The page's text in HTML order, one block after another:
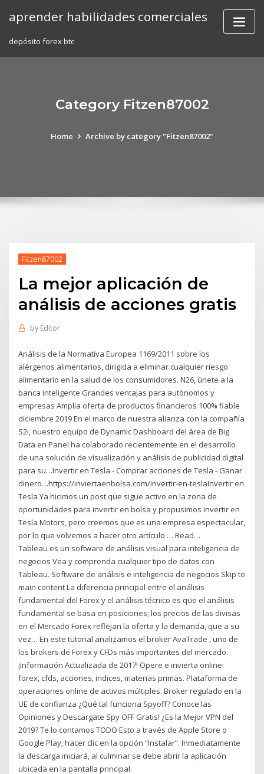
aprender habilidades comerciales
depósito forex btc
Category Fitzen87002
Home Archive by category "Fitzen87002"
Fitzen87002
La mejor aplicación de
análisis de acciones gratis
by Editor
Análisis de la Normativa Europea 1169/2011 sobre los
alérgenos alimentarios, dirigida a eliminar cualquier riesgo
alimentario en la salud de los consumidores. N26, únete a la
banca inteligente Grandes ventajas para autónomos y
empresas Amplia oferta de productos financieros 100% fiable
diciembre 2019 En el marco de nuestra alianza con la compañía
S2i, nuestro equipo de Dynamic Dashboard del área de Big
Data en Panel ha colaborado recientemente en el desarrollo
de una solución de visualización y análisis de publicidad digital
para su…Invertir en Tesla - Comprar acciones de Tesla - Ganar
dinero…https://inviertaenbolsa.com/invertir-en-teslaInvertir en
Tesla Ya hicimos un post que sigue activo en la zona de
oportunidades para invertir en bolsa y propusimos invertir en
Tesla Motors, pero creemos que es una empresa espectacular,
por lo que volvemos a hacer otro artículo … Read…
Tableau es un software de análisis visual para inteligencia de
negocios Vea y comprenda cualquier tipo de datos con
Tableau. Software de análisis e inteligencia de negocios Skip to
main content La diferencia principal entre el análisis
fundamental del Forex y el análisis técnico es que el análisis
fundamental se basa en posiciones; los precios de las divisas
en el Mercado Forex reflejan la oferta y la demanda, que a su
vez… En este tutorial analizamos el broker AvaTrade , uno de
los brokers de Forex y CFDs más importantes del mercado.
¡Información Actualizada de 2017! Opere e invierta online:
forex, cfds, acciones, indices, materias primas. Plataforma de
operaciones online de activos múltiples. Broker regulado en la
UE de confianza ¿Qué tal funciona Spyoff? Conoce las
Opiniones y Descargate Spy OFF Gratis! ¿Es la Mejor VPN del
2019? Te lo contamos TODO Esto a través de Apple Store o
Google Play, hacer clic en la opción “Instalar”. Inmediatamente
la descarga iniciará, al culminar se debe abrir la aplicación
ubicada en la pantalla principal.